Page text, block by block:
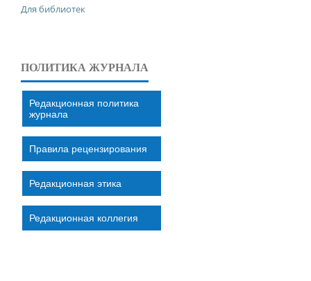
Для библиотек
ПОЛИТИКА ЖУРНАЛА
Редакционная политика
журнала
Правила рецензирования
Редакционная этика
Редакционная коллегия